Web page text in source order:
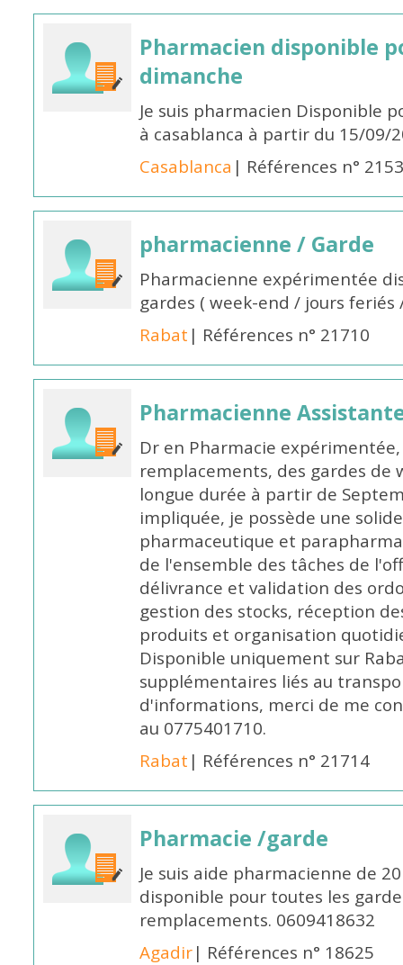
Pharmacien disponible
dimanche
Je suis pharmacien Disponible
à casablanca à partir du 15/09/
Casablanca | Références n°
pharmacienne / Garde
Pharmacienne expérimentée
gardes ( week-end / jours
Rabat | Références n° 21710
Pharmacienne
Dr en Pharmacie
remplacements, des gardes de
longue durée à partir de
impliquée, je possède une
pharmaceutique et
de l'ensemble des tâches de
délivrance et validation des
gestion des stocks, réception
produits et organisation
Disponible uniquement sur
supplémentaires liés au
d'informations, merci de me
au 0775401710.
Rabat | Références n° 21714
Pharmacie /garde
Je suis aide pharmacienne de
disponible pour toutes les
remplacements. 0609418632
Agadir| Références n° 18625